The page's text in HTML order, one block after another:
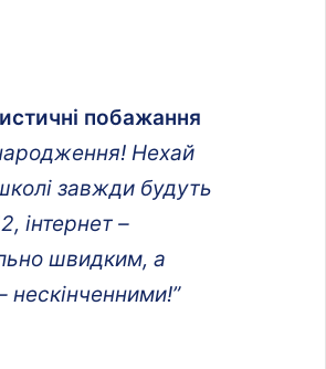
побажання
Нехай
завжди будуть
інтернет –
швидким, а
нескінченними!”